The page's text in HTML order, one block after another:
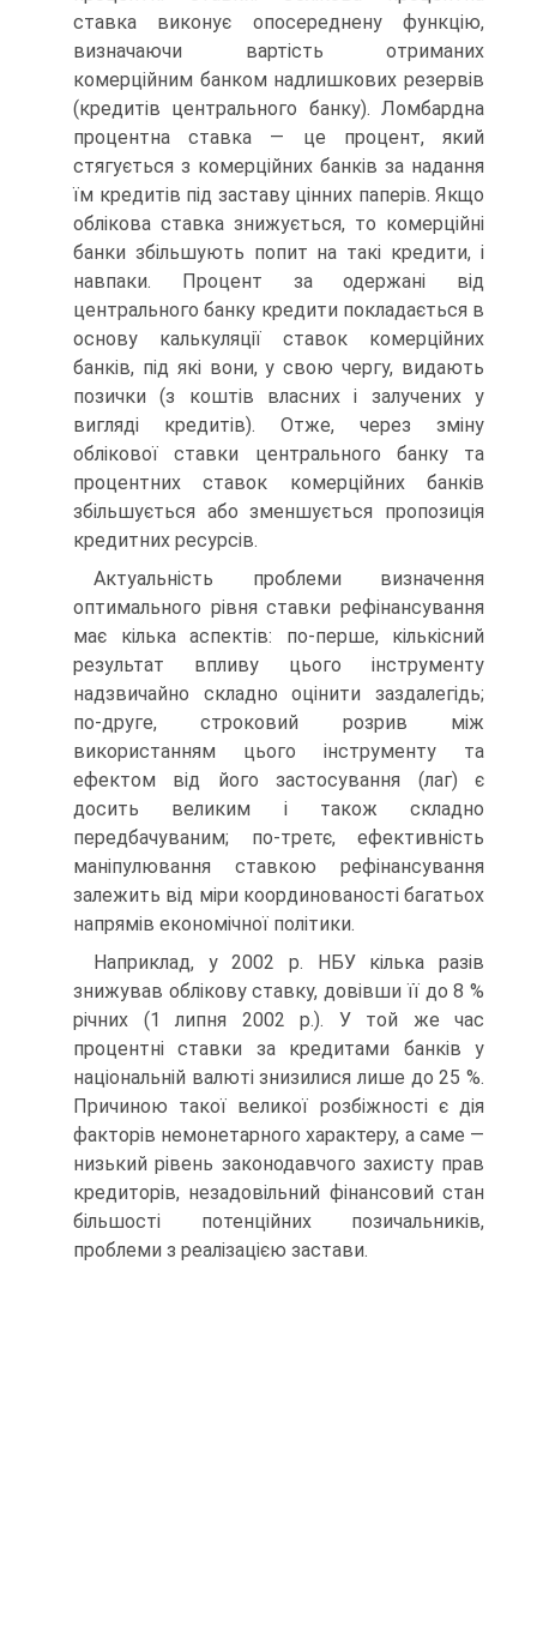
ставка виконує опосереднену функцію,
визначаючи вартість отриманих
комерційним банком надлишкових резервів
(кредитів центрального банку). Ломбардна
процентна ставка — це процент, який
стягується з комерційних банків за надання
їм кредитів під заставу цінних паперів. Якщо
облікова ставка знижується, то комерційні
банки збільшують попит на такі кредити, і
навпаки. Процент за одержані від
центрального банку кредити покладається в
основу калькуляції ставок комерційних
банків, під які вони, у свою чергу, видають
позички (з коштів власних і залучених у
вигляді кредитів). Отже, через зміну
облікової ставки центрального банку та
процентних ставок комерційних банків
збільшується або зменшується пропозиція
кредитних ресурсів.
Актуальність проблеми визначення
оптимального рівня ставки рефінансування
має кілька аспектів: по-перше, кількісний
результат впливу цього інструменту
надзвичайно складно оцінити заздалегідь;
по-друге, строковий розрив між
використанням цього інструменту та
ефектом від його застосування (лаг) є
досить великим і також складно
передбачуваним; по-третє, ефектив­ність
маніпулювання ставкою рефінансування
залежить від міри координованості багатьох
напрямів економічної політики.
Наприклад, у 2002 р. НБУ кілька разів
знижував облікову став­ку, довівши її до 8 %
річних (1 липня 2002 р.). У той же час
процентні ставки за кредитами банків у
національній валюті знизилися лише до 25 %.
Причиною такої великої розбіжності є дія
факторів немонетарного характеру, а саме —
низький рівень законодавчого захисту прав
кредиторів, незадовільний фінансовий стан
більшості потенційних позичальників,
проблеми з реалізацією застави.